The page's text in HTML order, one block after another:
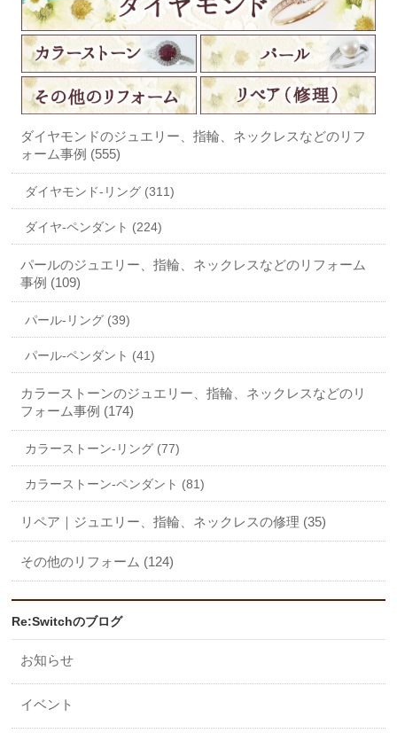
ダイヤモンドのジュエリー、指輪、ネックレスなどのリフ
ォーム事例 (555)
ダイヤモンド-リング (311)
ダイヤ-ペンダント (224)
パールのジュエリー、指輪、ネックレスなどのリフォーム
事例 (109)
パール-リング (39)
パール-ペンダント (41)
カラーストーンのジュエリー、指輪、ネックレスなどのリ
フォーム事例 (174)
カラーストーン-リング (77)
カラーストーン-ペンダント (81)
リペア｜ジュエリー、指輪、ネックレスの修理 (35)
その他のリフォーム (124)
Re:Switchのブログ
お知らせ
イベント